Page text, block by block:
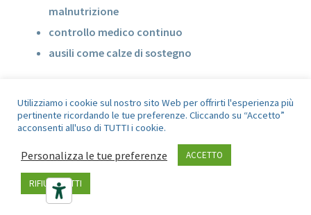
malnutrizione
controllo medico continuo
ausili come calze di sostegno
DIAGNOSI E TRATTAMENTO DELLA
RITENZIONE IDRICA PRESSO IL
BIOMEDIC
Utilizziamo i cookie sul nostro sito Web per offrirti l'esperienza più
pertinente ricordando le tue preferenze. Cliccando su “Accetto”
acconsenti all'uso di TUTTI i cookie.
Personalizza le tue preferenze ACCETTO
RIFIUTA TUTTI